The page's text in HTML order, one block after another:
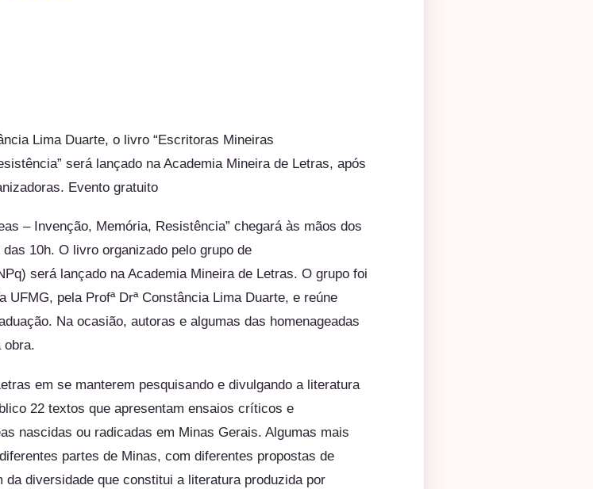
Lima Duarte, o livro “Escritoras Mineiras
será lançado na Academia Mineira de Letras, após
Evento gratuito
– Invenção, Memória, Resistência” chegará às mãos dos
10h. O livro organizado pelo grupo de
será lançado na Academia Mineira de Letras. O grupo foi
pela Profª Drª Constância Lima Duarte, e reúne
Na ocasião, autoras e algumas das homenageadas
obra.
em se manterem pesquisando e divulgando a literatura
22 textos que apresentam ensaios críticos e
nascidas ou radicadas em Minas Gerais. Algumas mais
partes de Minas, com diferentes propostas de
diversidade que constitui a literatura produzida por